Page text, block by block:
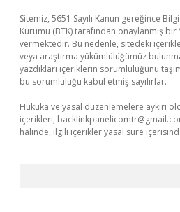
Sitemiz, 5651 Sayılı Kanun gereğince
Kurumu (BTK) tarafından onaylanmış bir
vermektedir. Bu nedenle, sitedeki
veya araştırma yükümlülüğümüz
yazdıkları içeriklerin sorumluluğunu
bu sorumluluğu kabul etmiş sayılırlar.
Hukuka ve yasal düzenlemelere aykırı
içerikleri,
halinde, ilgili içerikler yasal süre